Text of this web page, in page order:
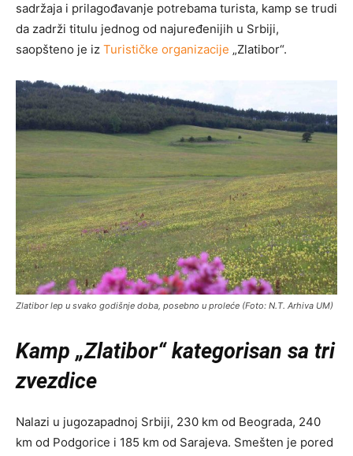
sadržaja i prilagođavanje potrebama turista, kamp se trudi
da zadrži titulu jednog od najuređenijih u Srbiji,
saopšteno je iz Turističke organizacije „Zlatibor“.
Zlatibor lep u svako godišnje doba, posebno u proleće (Foto: N.T. Arhiva UM)
Kamp „Zlatibor“kategorisan sa tri
zvezdice
Nalazi u jugozapadnoj Srbiji, 230 km od Beograda, 240
km od Podgorice i 185 km od Sarajeva. Smešten je pored